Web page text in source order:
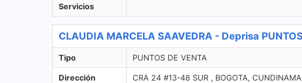
Servicios
CLAUDIA MARCELA SAAVEDRA - Deprisa
Tipo PUNTOS DE VENTA
Dirección CRA 24 #13-48 SUR , BOGOTA,